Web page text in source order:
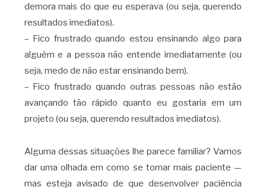
demora mais do que eu esperava (ou seja, querendo
resultados imediatos).
– Fico frustrado quando estou ensinando algo para
alguém e a pessoa não entende imediatamente (ou
seja, medo de não estar ensinando bem).
– Fico frustrado quando outras pessoas não estão
avançando tão rápido quanto eu gostaria em um
projeto (ou seja, querendo resultados imediatos).
Alguma dessas situações lhe parece familiar? Vamos
dar uma olhada em como se tornar mais paciente —
mas esteja avisado de que desenvolver paciência